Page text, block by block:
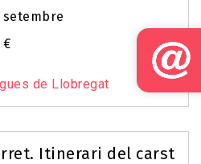
setembre
€
de Llobregat
Itinerari del carst